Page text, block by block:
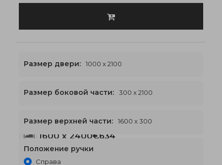
1600 x 2400€634
Размер двери: 1000 x 2100
Размер боковой части: 300 x 2100
Размер верхней части: 1600 x 300
Положение ручки
Справа